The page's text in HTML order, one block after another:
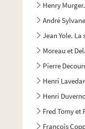
Henry
André
Jean Yole. La
Moreau et
Pierre
Henri
Henri
Fred Tomy et
François